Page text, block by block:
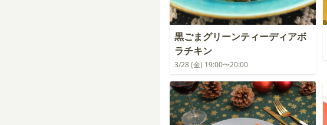
黒ごまグリーンティーディアボ
ラチキン
3/28 (金) 19:00〜20:00